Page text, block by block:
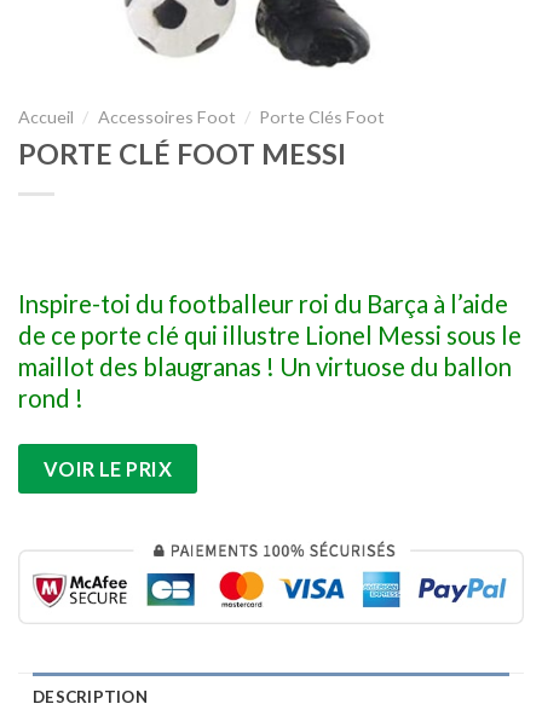
Accueil / Accessoires Foot / Porte Clés Foot
PORTE CLÉ FOOT MESSI
Inspire-toi du footballeur roi du Barça à l’aide
de ce porte clé qui illustre Lionel Messi sous le
maillot des blaugranas ! Un virtuose du ballon
rond !
VOIR LE PRIX
DESCRIPTION